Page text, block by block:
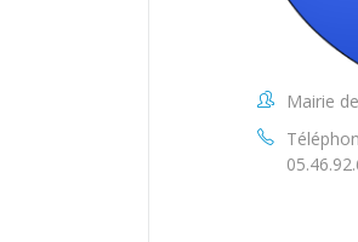
Mairie